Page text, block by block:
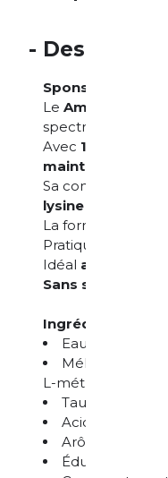
- Description
Sponser Amino
Le Amino 12500
spectre d’acides
Avec 12,5g
maintien
Sa composition
lysine
La forme liquide
Pratique à
Idéal avant ou
Sans sucre,
Ingrédients :
Eau
Mélange
L-méthionine, L-
Taurine
Acidifiant (acide
Arôme
Édulcorants